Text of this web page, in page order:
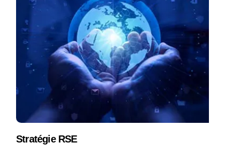
Stratégie RSE